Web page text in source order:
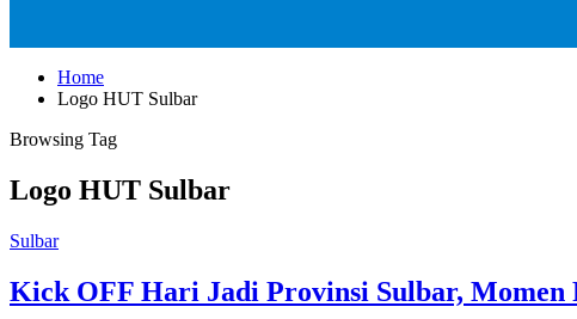
Home
Logo HUT Sulbar
Browsing Tag
Logo HUT Sulbar
Sulbar
Kick OFF Hari Jadi Provinsi Sulbar, Momen